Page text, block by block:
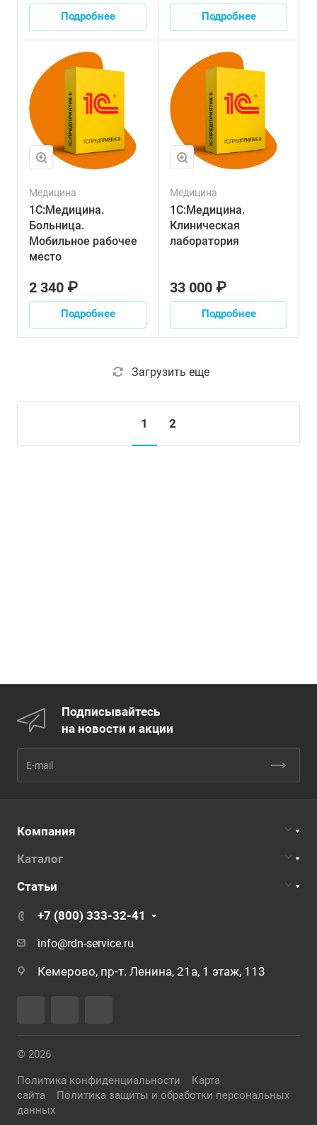
Подробнее Подробнее
Медицина
1С:Медицина.
Больница.
Мобильное рабочее
место
2 340 ₽
Подробнее
Медицина
1С:Медицина.
Клиническая
лаборатория
33 000 ₽
Подробнее
Загрузить еще
1 2
Подписывайтесь
на новости и акции
Компания
Каталог
Статьи
+7 (800) 333-32-41
info@rdn-service.ru
Кемерово, пр-т. Ленина, 21а, 1 этаж, 113
© 2026
Политика конфиденциальности
Карта
сайта
Политика защиты и обработки персональных
данных